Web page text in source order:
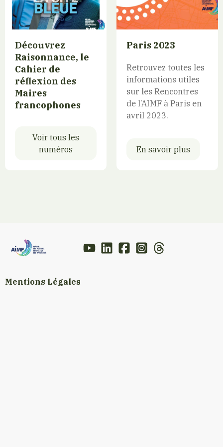
Découvrez
Raisonnance, le
Cahier de
réflexion des
Maires
francophones
Voir tous les
numéros
Paris 2023
Retrouvez toutes les
informations utiles
sur les Rencontres
de l’AIMF à Paris en
avril 2023.
En savoir plus
Mentions Légales